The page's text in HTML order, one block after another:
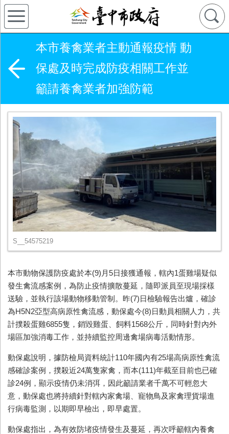
本市養禽業者主動通報疫情 動
保處及時完成防疫相關工作並
籲請養禽業者加強防範
S__54575219
本市動物保護防疫處於本(9) 月5日接獲通報，轄內1蛋雞場疑似
發生禽流感案例，為防止疫情擴散蔓延，隨即派員至現場採樣
送驗，並執行該場動物移動管制。昨(7)日檢驗報告出爐，確診
為H5N2亞型高病原性禽流感，動保處今(8)日動員相關人力，共
計撲殺蛋雞6855隻，銷毀雞蛋、飼料1568公斤，同時針對內外
場區加強消毒工作，並持續監控周邊禽場病毒活動情形。
動保處說明，據防檢局資料統計110年國內有25場高病原性禽流
感確診案例，撲殺近24萬隻家禽，而本(111)年截至目前也已確
診24例，顯示疫情仍未消弭，因此籲請業者千萬不可輕忽大
意，動保處也將持續針對轄內家禽場、寵物鳥及家禽理貨場進
行病毒監測，以期即早檢出，即早處置。
動保處指出，為有效防堵疫情發生及蔓延，再次呼籲轄內養禽